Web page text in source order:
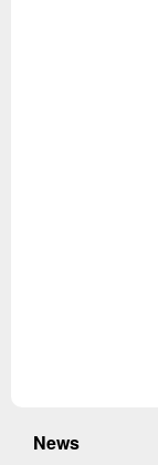
News